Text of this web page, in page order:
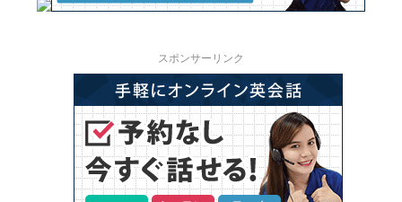
スポンサーリンク